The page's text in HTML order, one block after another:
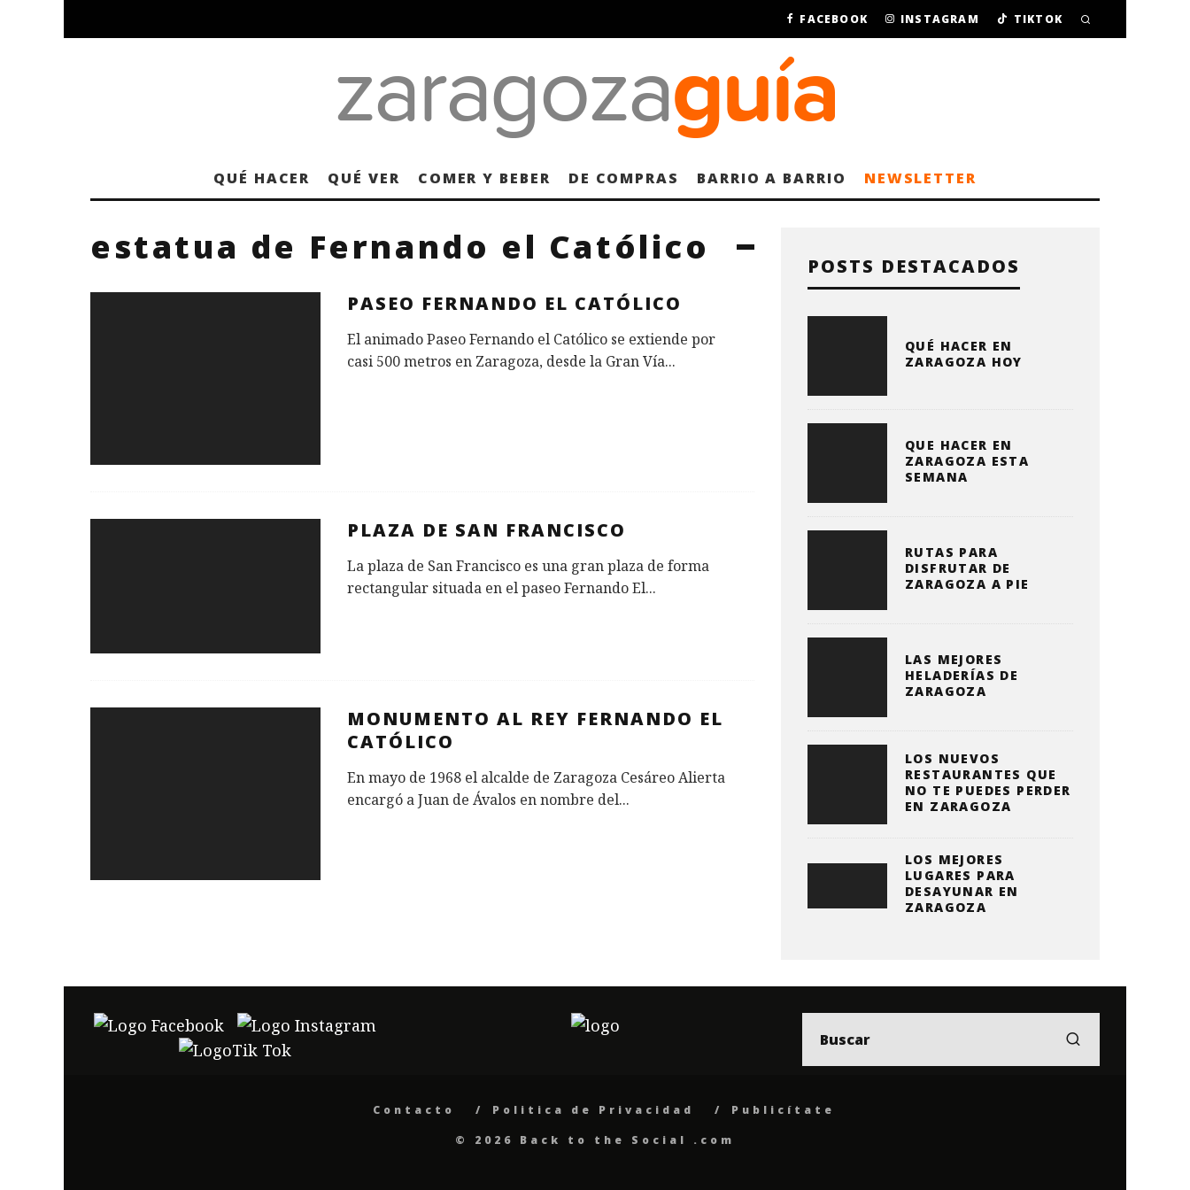
FACEBOOK INSTAGRAM TIKTOK
QUÉ HACER QUÉ VER COMER Y BEBER DE COMPRAS BARRIO A BARRIO NEWSLETTER
estatua de Fernando el Católico
PASEO FERNANDO EL CATÓLICO
El animado Paseo Fernando el Católico se extiende por
casi 500 metros en Zaragoza, desde la Gran Vía...
PLAZA DE SAN FRANCISCO
La plaza de San Francisco es una gran plaza de forma
rectangular situada en el paseo Fernando El...
MONUMENTO AL REY FERNANDO EL
CATÓLICO
En mayo de 1968 el alcalde de Zaragoza Cesáreo Alierta
encargó a Juan de Ávalos en nombre del...
POSTS DESTACADOS
QUÉ HACER EN
ZARAGOZA HOY
QUE HACER EN
ZARAGOZA ESTA
SEMANA
RUTAS PARA
DISFRUTAR DE
ZARAGOZA A PIE
LAS MEJORES
HELADERÍAS DE
ZARAGOZA
LOS NUEVOS
RESTAURANTES QUE
NO TE PUEDES PERDER
EN ZARAGOZA
LOS MEJORES
LUGARES PARA
DESAYUNAR EN
ZARAGOZA
Contacto Politica de Privacidad
Publicítate
© 2026 Back to the Social .com